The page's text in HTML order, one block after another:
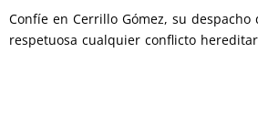
Confíe en Cerrillo Gómez, su despacho
respetuosa cualquier conflicto